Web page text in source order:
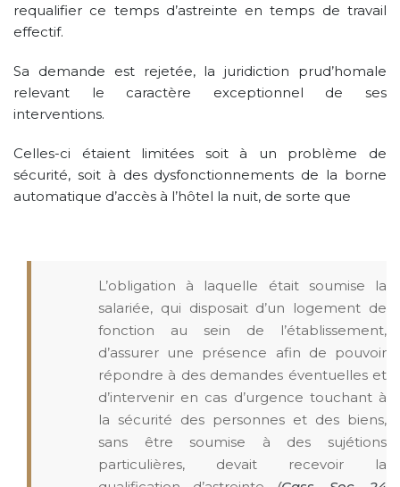
requalifier ce temps d’astreinte en temps de travail
effectif.
Sa demande est rejetée, la juridiction prud’homale
relevant le caractère exceptionnel de ses
interventions.
Celles-ci étaient limitées soit à un problème de
sécurité, soit à des dysfonctionnements de la borne
automatique d’accès à l’hôtel la nuit, de sorte que
L’obligation à laquelle était soumise la
salariée, qui disposait d’un logement de
fonction au sein de l’établissement,
d’assurer une présence afin de pouvoir
répondre à des demandes éventuelles et
d’intervenir en cas d’urgence touchant à
la sécurité des personnes et des biens,
sans être soumise à des sujétions
particulières, devait recevoir la